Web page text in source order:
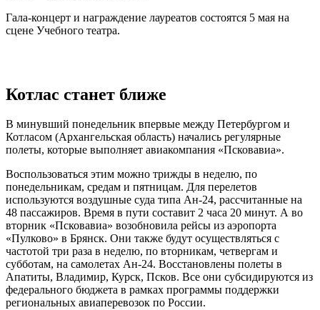
Гала-концерт и награждение лауреатов состоятся 5 мая на
сцене Учебного театра.
Котлас станет ближе
В минувший понедельник впервые между Петербургом и
Котласом (Архангельская область) начались регулярные
полеты, которые выполняет авиакомпания «Псковавиа».
Воспользоваться этим можно трижды в неделю, по
понедельникам, средам и пятницам. Для перелетов
используются воздушные суда типа Ан-24, рассчитанные на
48 пассажиров. Время в пути составит 2 часа 20 минут. А во
вторник «Псковавиа» возобновила рейсы из аэропорта
«Пулково» в Брянск. Они также будут осуществляться с
частотой три раза в неделю, по вторникам, четвергам и
субботам, на самолетах Ан-24. Восстановлены полеты в
Апатиты, Владимир, Курск, Псков. Все они субсидируются из
федерального бюджета в рамках программы поддержки
региональных авиаперевозок по России.